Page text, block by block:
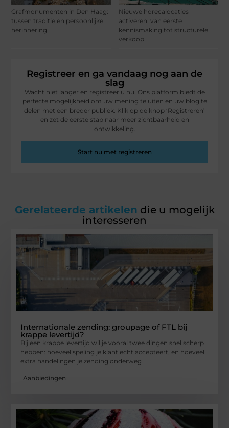
Grafmonumenten in Den Haag:
tussen traditie en persoonlijke
herinnering
Nieuwe horecalocaties
activeren: van eerste
kennismaking tot structurele
verkoop
Registreer en ga vandaag nog aan de
slag
Wacht niet langer en registreer u nu. Ons platform biedt de
perfecte mogelijkheid om uw mening te uiten en uw blog te
delen met een breder publiek. Klik op de knop ‘Registreren’
en zet de eerste stap naar meer zichtbaarheid en
ontwikkeling.
Start nu met registreren
Gerelateerde artikelen die u mogelijk
interesseren
Internationale zending: groupage of FTL bij
krappe levertijd?
Bij een krappe levertijd wil je vooral twee dingen snel scherp
hebben: hoeveel speling je klant echt accepteert, en hoeveel
extra handelingen je zending onderweg
Aanbiedingen